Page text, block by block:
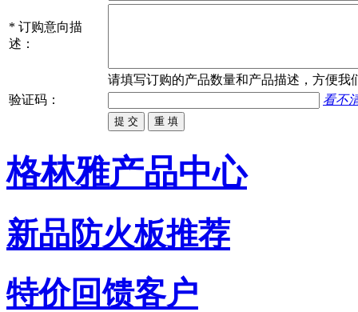
* 订购意向描
述：
请填写订购的产品数量和产品描述，方便我
验证码：
看不
格林雅产品中心
新品防火板推荐
特价回馈客户